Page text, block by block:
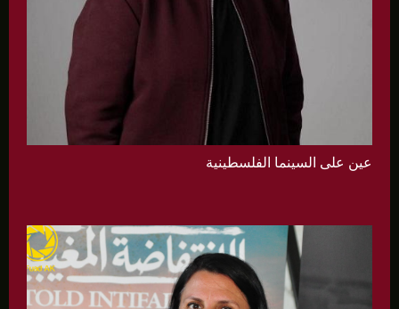
عين على السينما الفلسطينية